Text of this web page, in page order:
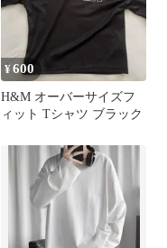
¥600
H&M オーバーサイズフ
ィット Tシャツ ブラック